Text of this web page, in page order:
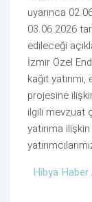
uyarınca
03.06.2026
edileceği
İzmir Özel
kağıt
projesine
ilgili mevzuat
yatırıma
Hibya Haber